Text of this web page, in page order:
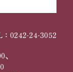
：0242-24-3052
、